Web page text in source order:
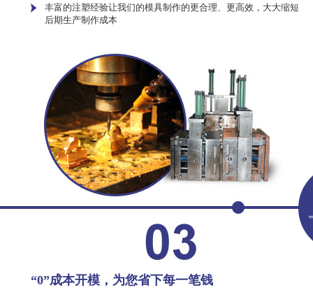
丰富的注塑经验让我们的模具制作的更合理、更高效，大大缩短
后期生产制作成本
“0”成本开模，为您省下每一笔钱